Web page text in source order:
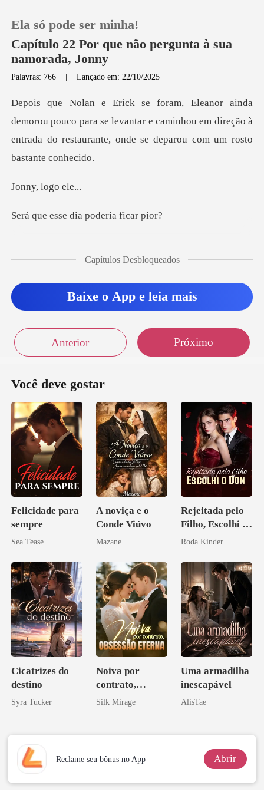
Loja
Histórico
Sair
Ela só pode ser minha!
Capítulo 22 Por que não pergunta à sua
namorada, Jonny
Palavras: 766 |Lançado em: 22/10/2025
uco para se levantar e caminhou em direção à
entrada do res
logo
e dia poderi
tinha avi
Capítulos Desbloqueados
Baixe o App e leia mais
Anterior Próximo
Você deve gostar
Felicidade para
sempre
Sea Tease
A noviça e o
Conde Viúvo
Mazane
Rejeitada pelo
Filho, Escolhi o
Don
Roda Kinder
Cicatrizes do
destino
Syra Tucker
Noiva por
contrato,
obsessão eterna
Silk Mirage
Uma armadilha
inescapável
AlisTae
Reclame seu bônus no App Abrir